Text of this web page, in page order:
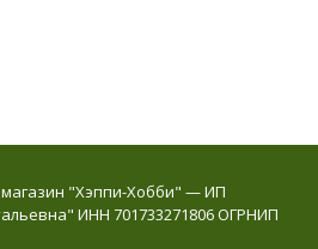
"Хэппи-Хобби" — ИП
ИНН 701733271806 ОГРНИП